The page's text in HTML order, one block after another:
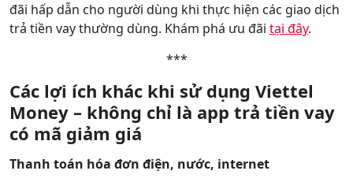
đãi hấp dẫn cho người dùng khi thực hiện các giao dịch
trả tiền vay thường dùng. Khám phá ưu đãi tại đây.
***
Các lợi ích khác khi sử dụng Viettel
Money – không chỉ là app trả tiền vay
có mã giảm giá
Thanh toán hóa đơn điện, nước, internet